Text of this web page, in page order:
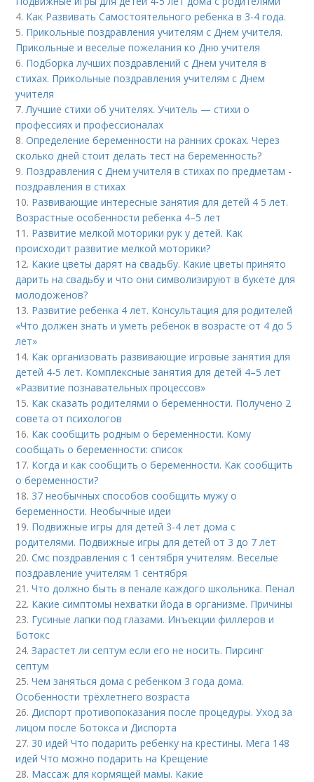
4. Как Развивать Самостоятельного ребенка в 3-4 года.
5. Прикольные поздравления учителям с Днем учителя.
Прикольные и веселые пожелания ко Дню учителя
6. Подборка лучших поздравлений с Днем учителя в
стихах. Прикольные поздравления учителям с Днем
учителя
7.Лучшие стихи об учителях. Учитель — стихи о
профессиях и профессионалах
8.Определение беременности на ранних сроках. Через
сколько дней стоит делать тест на беременность?
9. Поздравления с Днем учителя в стихах по предметам -
поздравления в стихах
10. Развивающие интересные занятия для детей 4 5 лет.
Возрастные особенности ребенка 4–5 лет
11. Развитие мелкой моторики рук у детей. Как
происходит развитие мелкой моторики?
12. Какие цветы дарят на свадьбу. Какие цветы принято
дарить на свадьбу и что они символизируют в букете для
молодоженов?
13. Развитие ребенка 4 лет. Консультация для родителей
«Что должен знать и уметь ребенок в возрасте от 4 до 5
лет»
14. Как организовать развивающие игровые занятия для
детей 4-5 лет. Комплексные занятия для детей 4–5 лет
«Развитие познавательных процессов»
15. Как сказать родителями о беременности. Получено 2
совета от психологов
16. Как сообщить родным о беременности. Кому
сообщать о беременности: список
17. Когда и как сообщить о беременности. Как сообщить
о беременности?
18. 37 необычных способов сообщить мужу о
беременности. Необычные идеи
19. Подвижные игры для детей 3-4 лет дома с
родителями. Подвижные игры для детей от 3 до 7 лет
20.Смс поздравления с 1 сентября учителям. Веселые
поздравление учителям 1 сентября
21.Что должно быть в пенале каждого школьника. Пенал
22. Какие симптомы нехватки йода в организме. Причины
23. Гусиные лапки под глазами. Инъекции филлеров и
Ботокс
24.Зарастет ли септум если его не носить. Пирсинг
септум
25.Чем заняться дома с ребенком 3 года дома.
Особенности трёхлетнего возраста
26.Диспорт противопоказания после процедуры. Уход за
лицом после Ботокса и Диспорта
27. 30 идей Что подарить ребенку на крестины. Мега 148
идей Что можно подарить на Крещение
28. Массаж для кормящей мамы. Какие